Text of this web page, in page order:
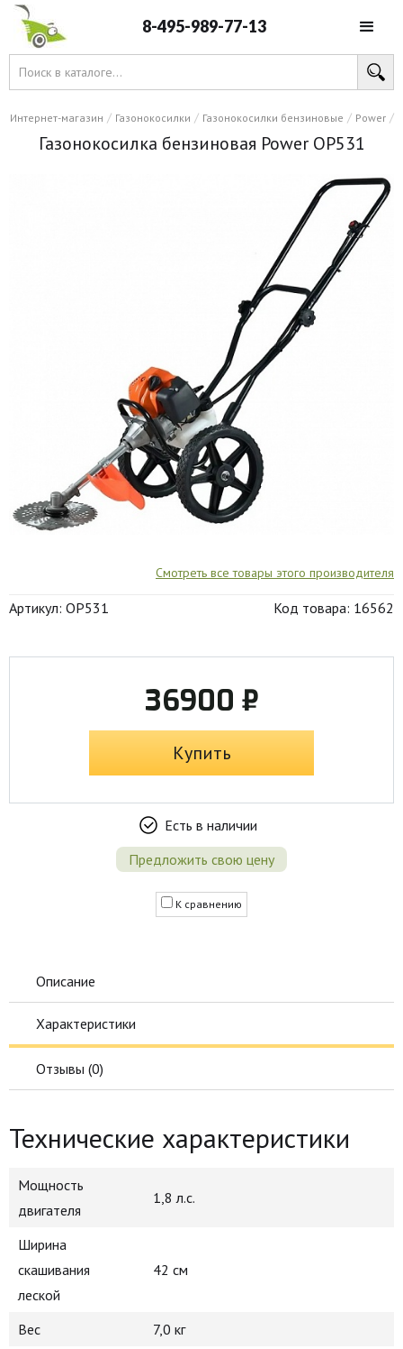
8-495-989-77-13
Интернет-магазин / Газонокосилки / Газонокосилки бензиновые / Power /
Газонокосилка бензиновая Power OP531
Смотреть все товары этого производителя
Артикул: OP531 Код товара: 16562
36900 ₽
Купить
Есть в наличии
Предложить свою цену
К сравнению
Описание
Характеристики
Отзывы (0)
Технические характеристики
Мощность
двигателя
1,8 л.с.
Ширина
скашивания
леской
42 см
Вес
7,0 кг